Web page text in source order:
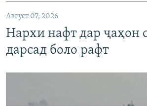
Август 07, 2026
Нархи нафт дар ҷаҳон
дарсад боло рафт